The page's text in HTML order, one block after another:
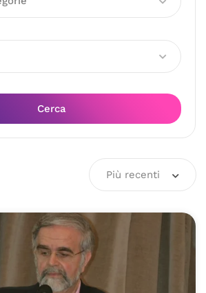
Cerca
Più recenti